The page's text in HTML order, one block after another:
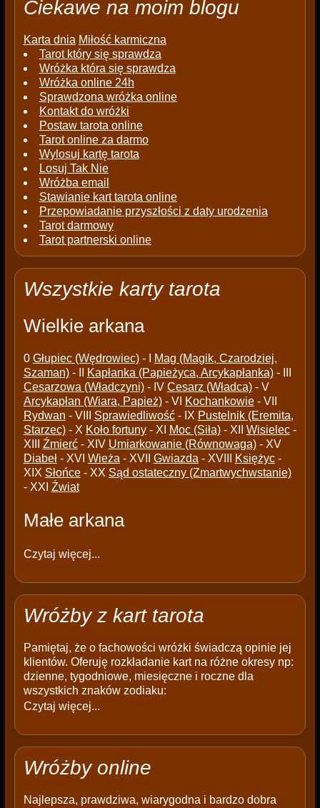
Ciekawe na moim blogu
Karta dnia Miłość karmiczna
Tarot który się sprawdza
Wróżka która się sprawdza
Wróżka online 24h
Sprawdzona wróżka online
Kontakt do wróżki
Postaw tarota online
Tarot online za darmo
Wylosuj kartę tarota
Losuj Tak Nie
Wróżba email
Stawianie kart tarota online
Przepowiadanie przyszłości z daty urodzenia
Tarot darmowy
Tarot partnerski online
Wszystkie karty tarota
Wielkie arkana
0 Głupiec (Wędrowiec)- I
Mag (Magik, Czarodziej,
Szaman)- II Kapłanka (Papieżyca, Arcykapłanka)- III
Cesarzowa (Władczyni)- IV Cesarz (Władca)- V
Arcykapłan (Wiara, Papież)- VI Kochankowie- VII
Rydwan - VIII Sprawiedliwość- IX Pustelnik (Eremita,
Starzec)- X Koło fortuny- XI Moc (Siła)- XII Wisielec-
XIII Źmierć- XIV Umiarkowanie (Równowaga)- XV
Diabeł- XVI Wieża - XVII Gwiazda - XVIII Księżyc-
XIX Słońce- XX Sąd ostateczny (Zmartwychwstanie)
- XXI Źwiat
Małe arkana
Czytaj więcej...
Wróżby z kart tarota
Pamiętaj, że o fachowości wróżki świadczą opinie jej
klientów. Oferuję rozkładanie kart na różne okresy np:
dzienne, tygodniowe, miesięczne i roczne dla
wszystkich znaków zodiaku:
Czytaj więcej...
Wróżby online
Najlepsza, prawdziwa, wiarygodna i bardzo dobra